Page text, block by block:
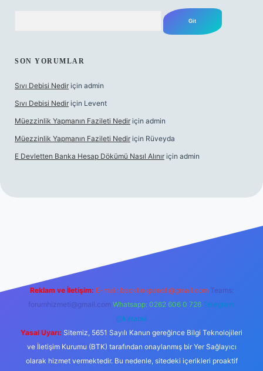
SON YORUMLAR
Sıvı Debisi Nedir için admin
Sıvı Debisi Nedir için Levent
Müezzinlik Yapmanın Fazileti Nedir için admin
Müezzinlik Yapmanın Fazileti Nedir için Rüveyda
E Devletten Banka Hesap Dökümü Nasıl Alınır için admin
Reklam ve İletişim: E-mail: backlinkpaneli@gmail.com Teams:
forumhizmeti@gmail.com Whatsapp: 0262 606 0 726 Telegram:
@karabul
Yasal Uyarı: Sitemiz, 5651 Sayılı Kanun gereğince Bilgi Teknolojileri
ve İletişim Kurumu (BTK) tarafından onaylanmış bir Yer Sağlayıcı
olarak hizmet vermektedir. Bu nedenle, sitedeki içerikleri proaktif